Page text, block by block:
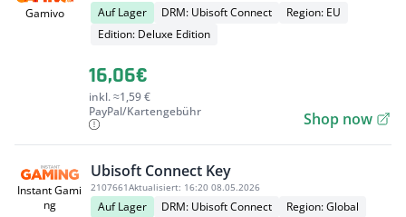
Gamivo Auf Lager DRM: Ubisoft Connect
Region: EU
Edition: Deluxe Edition
16,06€
inkl. ≈1,59 €
PayPal/Kartengebühr
Shop now
Instant Gami
ng
Ubisoft Connect Key
2107661Aktualisiert: 16:20 08.05.2026
Auf Lager DRM: Ubisoft Connect Region: Global